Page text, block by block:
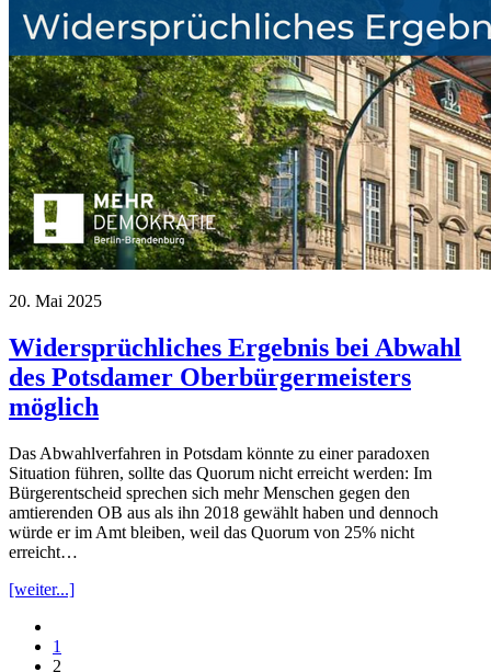
20. Mai 2025
Widersprüchliches Ergebnis bei Abwahl
des Potsdamer Oberbürgermeisters
möglich
Das Abwahlverfahren in Potsdam könnte zu einer paradoxen
Situation führen, sollte das Quorum nicht erreicht werden: Im
Bürgerentscheid sprechen sich mehr Menschen gegen den
amtierenden OB aus als ihn 2018 gewählt haben und dennoch
würde er im Amt bleiben, weil das Quorum von 25% nicht
erreicht…
[weiter...]
1
2